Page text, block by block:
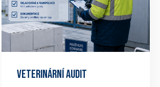
VETERINÁRNÍ AUDIT